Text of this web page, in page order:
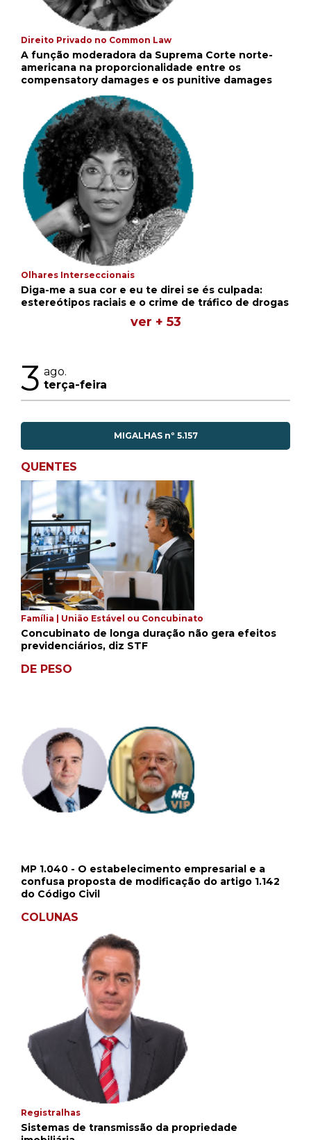
Direito Privado no Common Law
A função moderadora da Suprema Corte norte-
americana na proporcionalidade entre os
compensatory damages e os punitive damages
Olhares Interseccionais
Diga-me a sua cor e eu te direi se és culpada:
estereótipos raciais e o crime de tráfico de drogas
ver + 53
3 ago.
terça-feira
MIGALHAS nº 5.157
QUENTES
Família | União Estável ou Concubinato
Concubinato de longa duração não gera efeitos
previdenciários, diz STF
DE PESO
MP 1.040 - O estabelecimento empresarial e a
confusa proposta de modificação do artigo 1.142
do Código Civil
COLUNAS
Registralhas
Sistemas de transmissão da propriedade